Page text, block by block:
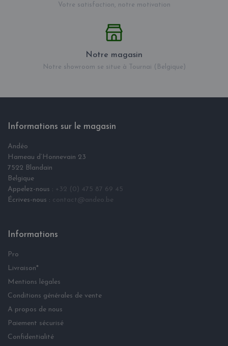
Votre satisfaction, notre motivation
Notre magasin
Notre showroom se situe à Tournai (Belgique)
Informations sur le magasin
Andéo
Hameau d‘Honnevain 23
7522 Blandain
Belgique
Appelez-nous : +32 (0) 475 87 69 45
Écrives-nous : contact@andeo.be
Informations
Pro
Livraison*
Mentions légales
Conditions générales de vente
A propos de nous
Paiement sécurisé
Confidentialité